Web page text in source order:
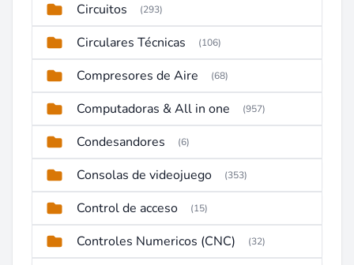
Circuitos (293)
Circulares Técnicas (106)
Compresores de Aire (68)
Computadoras & All in one (957)
Condesandores (6)
Consolas de videojuego (353)
Control de acceso (15)
Controles Numericos (CNC) (32)